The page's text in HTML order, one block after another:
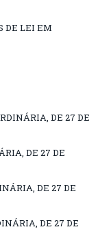
DE LEI EM
DE 27 DE
DE 27 DE
DE 27 DE
DE 27 DE